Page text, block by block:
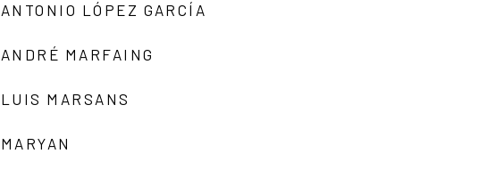
ANTONIO LÓPEZ GARCÍA
ANDRÉ MARFAING
LUIS MARSANS
MARYAN